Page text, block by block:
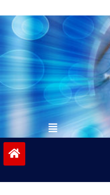
to
contentvinivida.lk